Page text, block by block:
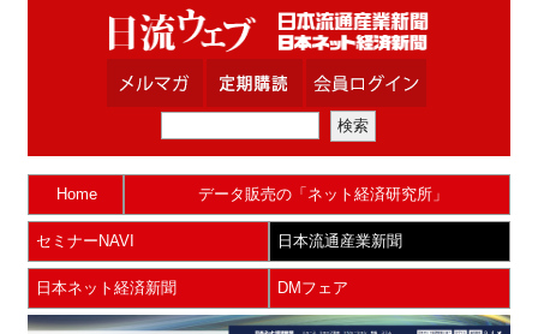
Home データ販売の「ネット経済研究所」
セミナーNAVI 日本流通産業新聞
日本ネット経済新聞 DMフェア